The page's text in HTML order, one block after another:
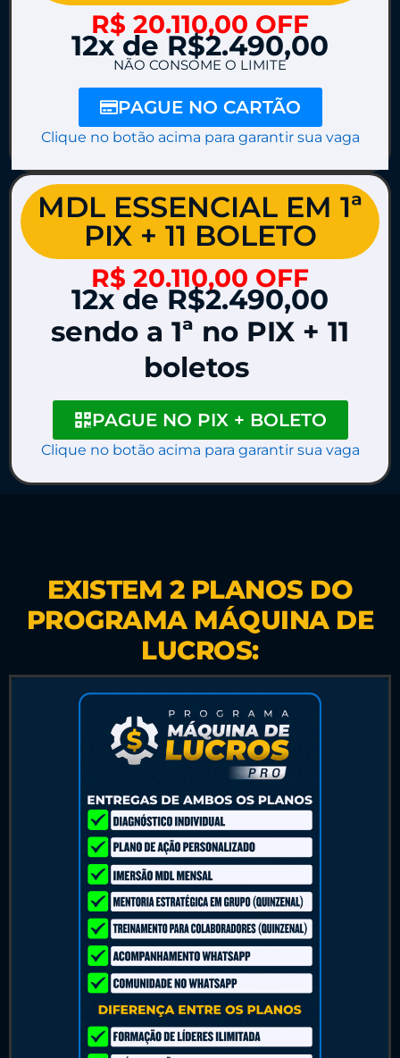
R$ 20.110,00 OFF
12x de R$2.490,00
NÃO CONSOME O LIMITE
PAGUE NO CARTÃO
Clique no botão acima para garantir sua vaga
MDL ESSENCIAL EM 1ª
PIX + 11 BOLETO
R$ 20.110,00 OFF
12x de R$2.490,00
sendo a 1ª no PIX + 11
boletos
PAGUE NO PIX + BOLETO
Clique no botão acima para garantir sua vaga
EXISTEM 2 PLANOS DO
PROGRAMA MÁQUINA DE
LUCROS: